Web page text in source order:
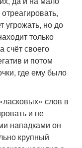
угрожать, но до
только
счёт своего
и потом
где ему было
слов в
и не
нападками он
крупный